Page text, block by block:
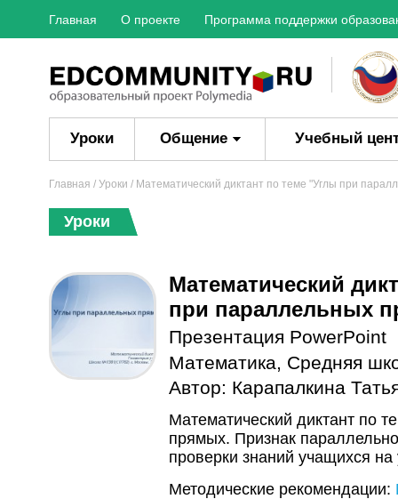
Главная О проекте Программа поддержки
Уроки Общение Учебный
Главная / Уроки / Математический диктант по теме "Углы при
Уроки
Математический
при параллельных
Презентация PowerPoint
Математика, Средняя
Автор: Карапалкина
Математический диктант по
прямых. Признак
проверки знаний учащихся на
Методические рекомендации: